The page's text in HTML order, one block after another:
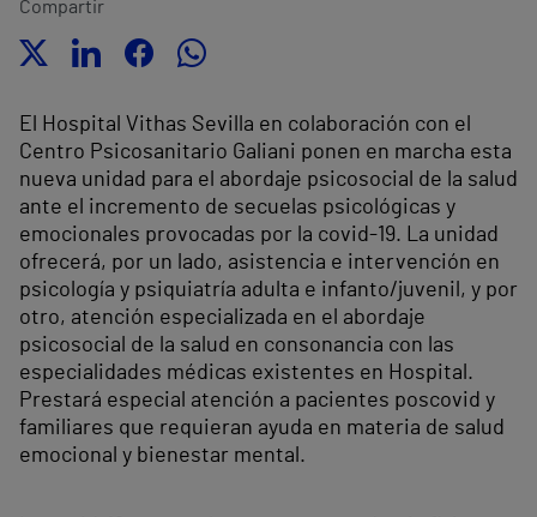
Compartir
El Hospital Vithas Sevilla en colaboración con el
Centro Psicosanitario Galiani ponen en marcha esta
nueva unidad para el abordaje psicosocial de la salud
ante el incremento de secuelas psicológicas y
emocionales provocadas por la covid-19. La unidad
ofrecerá, por un lado, asistencia e intervención en
psicología y psiquiatría adulta e infanto/juvenil, y por
otro, atención especializada en el abordaje
psicosocial de la salud en consonancia con las
especialidades médicas existentes en Hospital.
Prestará especial atención a pacientes poscovid y
familiares que requieran ayuda en materia de salud
emocional y bienestar mental.